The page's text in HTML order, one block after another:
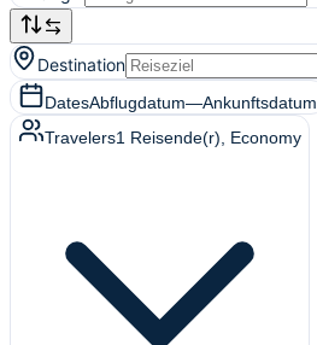
Destination
DatesAbflugdatum—Ankunftsdatum
Travelers1 Reisende(r) , Economy